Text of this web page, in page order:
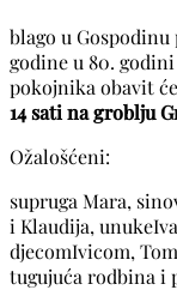
blago u
godine u 80.
pokojnika obavit
14 sati na groblju
Ožalošćeni:
supruga Mara,
i Klaudija,
djecomIvicom,
tugujuća rodbina i